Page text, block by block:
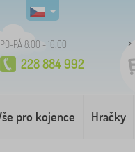
PO-PÁ 8:00 - 16:00
228 884 992
pro kojence Hračky